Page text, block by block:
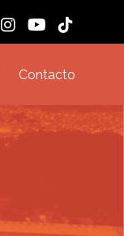
Contacto